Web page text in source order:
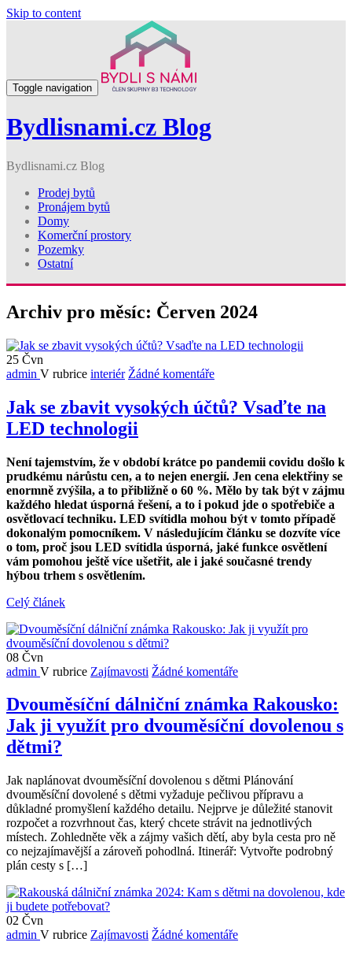
Skip to content
Toggle navigation
Bydlisnami.cz Blog
Bydlisnami.cz Blog
Prodej bytů
Pronájem bytů
Domy
Komerční prostory
Pozemky
Ostatní
Archiv pro měsíc: Červen 2024
25 Čvn
admin V rubrice interiér Žádné komentáře
Jak se zbavit vysokých účtů? Vsaďte na
LED technologii
Není tajemstvím, že v období krátce po pandemii covidu došlo k
prudkému nárůstu cen, a to nejen energií. Jen cena elektřiny se
enormně zvýšila, a to přibližně o 60 %. Mělo by tak být v zájmu
každého hledat úsporná řešení, a to i pokud jde o spotřebiče a
osvětlovací techniku. LED svítidla mohou být v tomto případě
dokonalým pomocníkem. V následujícím článku se dozvíte více
o tom, proč jsou LED svítidla úsporná, jaké funkce osvětlení
vám pomohou ještě více ušetřit, ale i jaké současné trendy
hýbou trhem s osvětlením.
Celý článek
08 Čvn
admin V rubrice Zajímavosti Žádné komentáře
Dvouměsíční dálniční známka Rakousko:
Jak ji využít pro dvouměsíční dovolenou s
dětmi?
Jak naplánovat dvouměsíční dovolenou s dětmi Plánování
dvouměsíční dovolené s dětmi vyžaduje pečlivou přípravu a
důkladné promyšlení každého detailu. Nejprve je důležité stanovit
rozpočet a rozvrhnout čas, který chcete strávit na jednotlivých
místech. Zohledněte věk a zájmy vašich dětí, aby byla cesta pro ně
co nejzajímavější a zároveň pohodlná. Itinerář: Vytvořte podrobný
plán cesty s […]
02 Čvn
admin V rubrice Zajímavosti Žádné komentáře